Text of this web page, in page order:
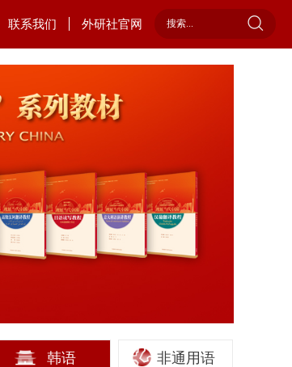
联系我们 外研社官网
韩语 非通用语